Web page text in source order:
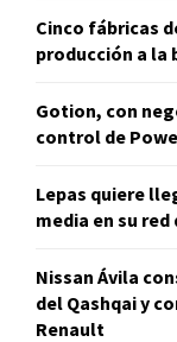
Cinco fábricas
producción a la
Gotion, con
control de
Lepas quiere
media en su
Nissan Ávila
del Qashqai y
Renault